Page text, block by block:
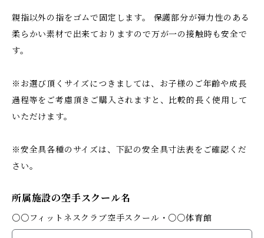
親指以外の指をゴムで固定します。 保護部分が弾力性のある
柔らかい素材で出来ておりますので万が一の接触時も安全で
す。
※お選び頂くサイズにつきましては、お子様のご年齢や成長
過程等をご考慮頂きご購入されますと、比較的長く使用して
いただけます。
※安全具各種のサイズは、下記の安全具寸法表をご確認くだ
さい。
所属施設の空手スクール名
○○フィットネスクラブ空手スクール・○○体育館